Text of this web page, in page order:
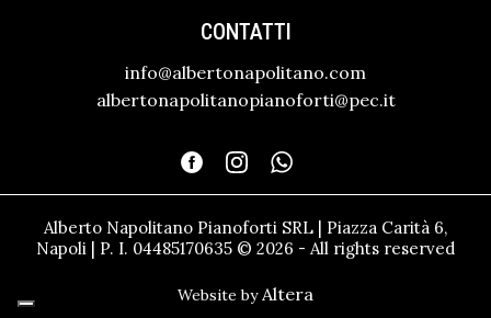
CONTATTI
info@albertonapolitano.com
albertonapolitanopianoforti@pec.it
Alberto Napolitano Pianoforti SRL | Piazza Carità 6,
Napoli | P. I. 04485170635 © 2026 - All rights reserved
Website by Altera